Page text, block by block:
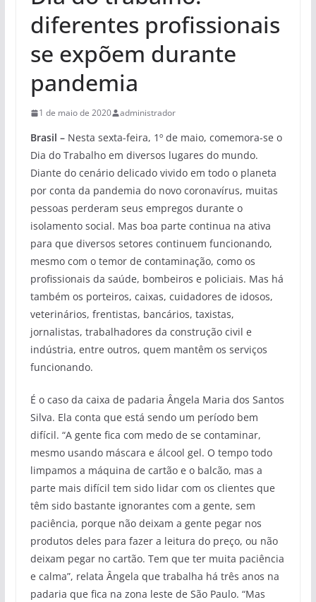
diferentes profissionais
se expõem durante
pandemia
1 de maio de 2020 administrador
Brasil – Nesta sexta-feira, 1º de maio, comemora-se o
Dia do Trabalho em diversos lugares do mundo.
Diante do cenário delicado vivido em todo o planeta
por conta da pandemia do novo coronavírus, muitas
pessoas perderam seus empregos durante o
isolamento social. Mas boa parte continua na ativa
para que diversos setores continuem funcionando,
mesmo com o temor de contaminação, como os
profissionais da saúde, bombeiros e policiais. Mas há
também os porteiros, caixas, cuidadores de idosos,
veterinários, frentistas, bancários, taxistas,
jornalistas, trabalhadores da construção civil e
indústria, entre outros, quem mantêm os serviços
funcionando.
É o caso da caixa de padaria Ângela Maria dos Santos
Silva. Ela conta que está sendo um período bem
difícil. “A gente fica com medo de se contaminar,
mesmo usando máscara e álcool gel. O tempo todo
limpamos a máquina de cartão e o balcão, mas a
parte mais difícil tem sido lidar com os clientes que
têm sido bastante ignorantes com a gente, sem
paciência, porque não deixam a gente pegar nos
produtos deles para fazer a leitura do preço, ou não
deixam pegar no cartão. Tem que ter muita paciência
e calma”, relata Ângela que trabalha há três anos na
padaria que fica na zona leste de São Paulo. “Mas